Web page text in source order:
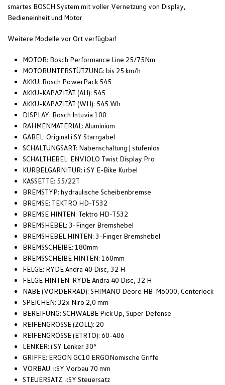
smartes BOSCH System mit voller Vernetzung von Display,
Bedieneinheit und Motor
Weitere Modelle vor Ort verfügbar!
MOTOR: Bosch Performance Line 25/75Nm
MOTORUNTERSTÜTZUNG: bis 25 km/h
AKKU: Bosch PowerPack 545
AKKU-KAPAZITÄT (AH): 545
AKKU-KAPAZITÄT (WH): 545 Wh
DISPLAY: Bosch Intuvia 100
RAHMENMATERIAL: Aluminium
GABEL: Original i:SY Starrgabel
SCHALTUNGSART: Nabenschaltung | stufenlos
SCHALTHEBEL: ENVIOLO Twist Display Pro
KURBELGARNITUR: i:SY E-Bike Kurbel
KASSETTE: 55/22T
BREMSTYP: hydraulische Scheibenbremse
BREMSE: TEKTRO HD-T532
BREMSE HINTEN: Tektro HD-T532
BREMSHEBEL: 3-Finger Bremshebel
BREMSHEBEL HINTEN: 3-Finger Bremshebel
BREMSSCHEIBE: 180mm
BREMSSCHEIBE HINTEN: 160mm
FELGE: RYDE Andra 40 Disc, 32 H
FELGE HINTEN: RYDE Andra 40 Disc, 32 H
NABE (VORDERRAD): SHIMANO Deore HB-M6000, Centerlock
SPEICHEN: 32x Niro 2,0 mm
BEREIFUNG: SCHWALBE Pick Up, Super Defense
REIFENGRÖSSE (ZOLL): 20
REIFENGRÖSSE (ETRTO): 60-406
LENKER: i:SY Lenker 30°
GRIFFE: ERGON GC10 ERGONomische Griffe
VORBAU: i:SY Vorbau 70 mm
STEUERSATZ: i:SY Steuersatz